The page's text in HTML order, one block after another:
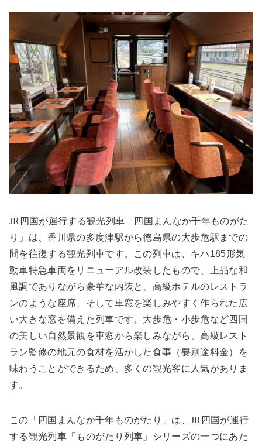
JR 四国が運行する観光列車「四国まんなか千年ものがた
り」は、香川県の多度津駅から徳島県の大歩危駅までの
間を往復する観光列車です。この列車は、キハ185形気
動車特急車両をリニューアル改装したもので、上品な和
風調でありながら豪華な内装と、高級ホテルのレストラ
ンのような座席、そして車窓を楽しみやすく作られた広
い大きな窓を備えた列車です。大歩危・小歩危など四国
の美しい自然景観を車窓から楽しみながら、高級レスト
ラン監修の地元の食材を活かした食事（要別途料金）を
味わうことができるため、多くの観光客に人気がありま
す。
この「四国まんなか千年ものがたり」は、JR 四国が運行
する観光列車「ものがたり列車」シリーズの一つにあた